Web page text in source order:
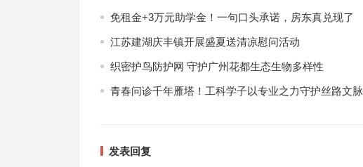
免租金+3万元助学金！一句口头承诺，房东真兑现了
江苏建湖庆丰镇开展盛夏送清凉慰问活动
织密护鸟防护网 守护广州花都生态生物多样性
青春问诊千年雁塔！工科学子以专业之力守护丝路文脉
发表回复